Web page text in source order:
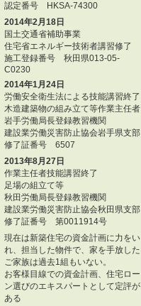
認定番号 HKSA-74300
2014年2月18日
国土交通省補助事業
住宅省エネルギー技術者講習修了
施工登録番号 秋田県013-05-
C0230
2014年1月24日
労働安全衛生法による技能講習終了
木造建築物の組み立て等作業主任者
岩手労働局長登録教習機関
建設業労働災害防止協会岩手県支部
修了証番号 6507
2013年8月27日
作業主任者技能講習終了
足場の組立て等
秋田労働局長登録教習機関
建設業労働災害防止協会秋田県支部
修了証番号 第0011914号
現在は新築住宅の資金計画に力をい
れ、担当した物件で、家を手放した
ご家族は過去1組もいない。
お客様目線での資金計画、住宅ロー
ン選びのエキスパートとして定評が
ある